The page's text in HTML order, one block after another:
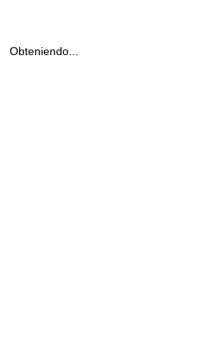
Obteniendo...